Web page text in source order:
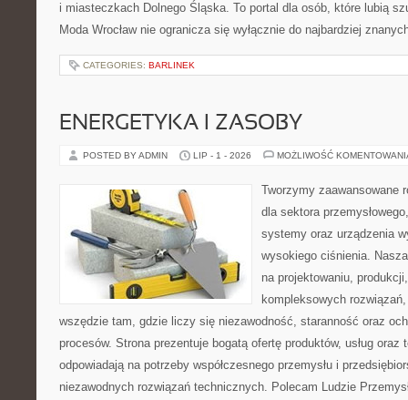
i miasteczkach Dolnego Śląska. To portal dla osób, które lubią
Moda Wrocław nie ogranicza się wyłącznie do najbardziej
CATEGORIES: BARLINEK
ENERGETYKA I ZASOBY
POSTED BY ADMIN LIP - 1 - 2026 MOŻLIWOŚĆ
Tworzymy zaawansowane
dla sektora
systemy oraz urządzenia
wysokiego ciśnienia.
na projektowaniu,
kompleksowych
wszędzie tam, gdzie liczy się niezawodność, staranność oraz
procesów. Strona prezentuje bogatą ofertę produktów, usług oraz
odpowiadają na potrzeby współczesnego przemysłu i
niezawodnych rozwiązań technicznych. Polecam Ludzie